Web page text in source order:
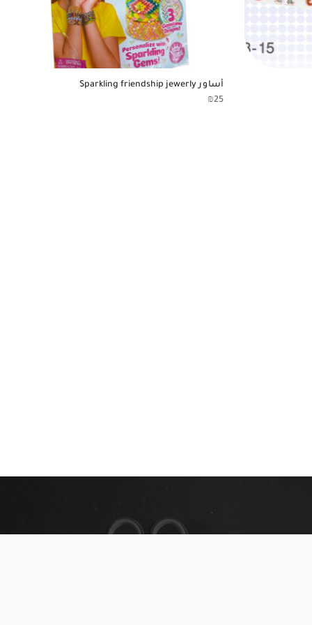
أساور Sparkling friendship jewerly
₪25